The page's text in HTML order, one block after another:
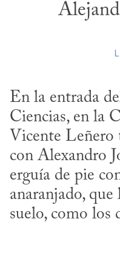
En la entrada
Ciencias, en la
Vicente Leñero
con Alexandro
erguía de pie
anaranjado, que
suelo, como los